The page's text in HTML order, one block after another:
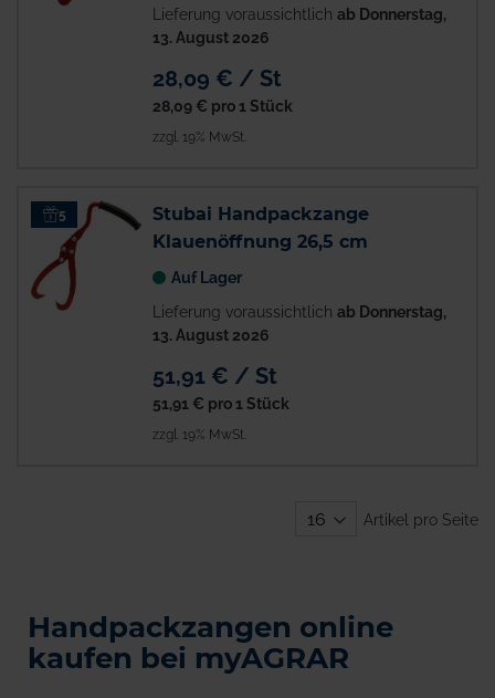
Lieferung voraussichtlich ab Donnerstag,
13. August 2026
28,09 € / St
28,09 € pro 1 Stück
zzgl. 19% MwSt.
5
Stubai Handpackzange
Klauenöffnung 26,5 cm
Auf Lager
Lieferung voraussichtlich ab Donnerstag,
13. August 2026
51,91 € / St
51,91 € pro 1 Stück
zzgl. 19% MwSt.
Artikel pro Seite
Handpackzangen online
kaufen bei myAGRAR